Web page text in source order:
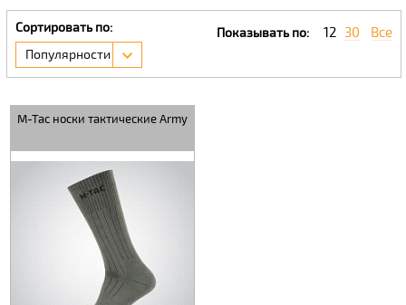
Сортировать по:
Популярности
Показывать по: 12 30 Все
M-Tac носки тактические Army